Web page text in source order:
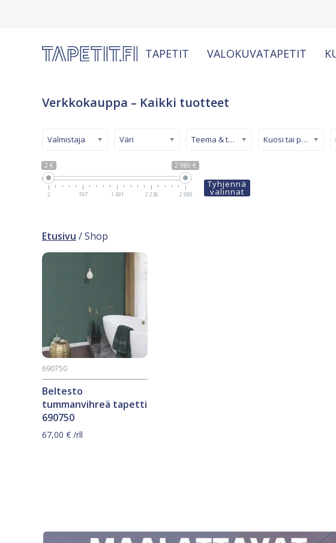
TAPETIT VALOKUVATAPETIT
Verkkokauppa – Kaikki tuotteet
2 € 2 980 €
2 747 1 491 2 236 2 980
Valmistaja Väri Teema & tyyli Kuosi tai pinta
Tyhjennä
valinnat
Etusivu / Shop
Beltesto
tummanvihreä tapetti
690750
690750
67,00 € /rll